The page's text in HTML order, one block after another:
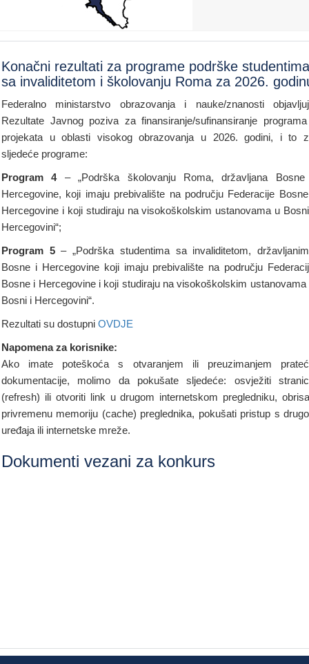
Konačni rezultati za programe podrške studentima
sa invaliditetom i školovanju Roma za 2026.
Federalno ministarstvo obrazovanja i nauke/znanosti
Rezultate Javnog poziva za finansiranje/sufinansiranje
projekata u oblasti visokog obrazovanja u 2026. godini, i to
sljedeće programe:
Program 4– „Podrška školovanju Roma, državljana
Hercegovine, koji imaju prebivalište na području Federacije
Hercegovine i koji studiraju na visokoškolskim ustanovama u
Hercegovini“;
Program 5– „Podrška studentima sa invaliditetom,
Bosne i Hercegovine koji imaju prebivalište na području
Bosne i Hercegovine i koji studiraju na visokoškolskim ustanovama
Bosni i Hercegovini“.
Rezultati su dostupni OVDJE
Napomena za korisnike:
Ako imate poteškoća s otvaranjem ili preuzimanjem
dokumentacije, molimo da pokušate sljedeće: osvježiti
(refresh) ili otvoriti link u drugom internetskom pregledniku,
privremenu memoriju (cache) preglednika, pokušati pristup s
uređaja ili internetske mreže.
Dokumenti vezani za konkurs